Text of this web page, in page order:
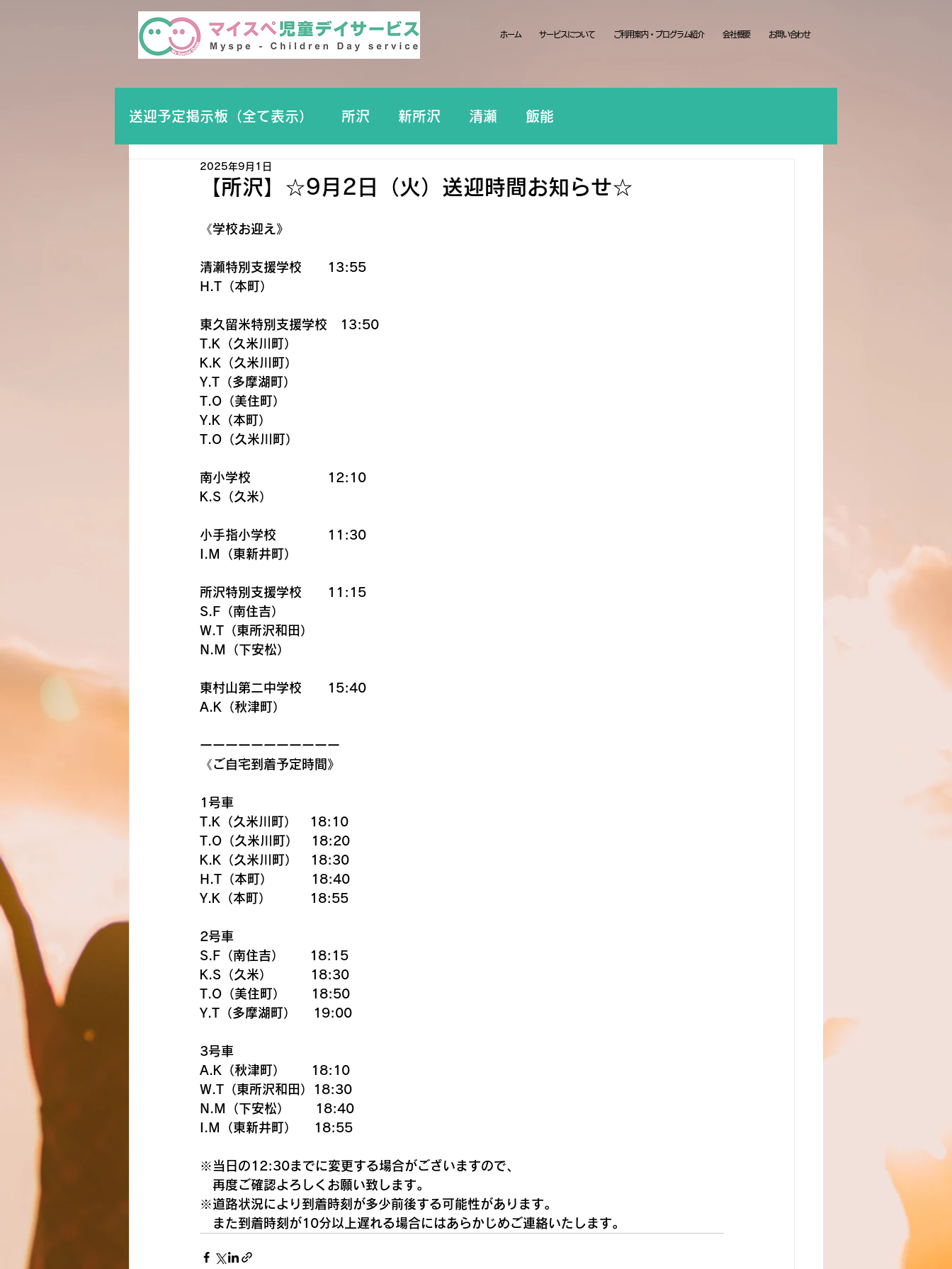
ホーム サービスについて ご利用案内・プログラム紹介 会社概要 お問い合わせ
送迎予定掲示板（全て表示） 所沢 新所沢 清瀬 飯能
【所沢】☆9月2日（火）送迎時間お知らせ☆
2025年9月1日
《学校お迎え》
清瀬特別支援学校　　13:55
H.T（本町）
東久留米特別支援学校　13:50
T.K（久米川町）
K.K（久米川町）
Y.T（多摩湖町）
T.O（美住町）
Y.K（本町）
T.O（久米川町）
南小学校　　　　　　12:10
K.S（久米）
小手指小学校　　　　11:30
I.M（東新井町）
所沢特別支援学校　　11:15
S.F（南住吉）
W.T（東所沢和田）
N.M（下安松）
東村山第二中学校　　15:40
A.K（秋津町）
ーーーーーーーーーーー
《ご自宅到着予定時間》
1号車
T.K（久米川町）   18:10
T.O（久米川町）   18:20
K.K（久米川町）   18:30
H.T（本町）　　　18:40
Y.K（本町）　　　18:55
2号車
S.F（南住吉）　　18:15
K.S（久米）　  　 18:30
T.O（美住町）      18:50
Y.T（多摩湖町）　 19:00
3号車
A.K（秋津町）      18:10
W.T（東所沢和田）18:30
N.M（下安松）　　18:40
I.M（東新井町）    18:55
※当日の12:30までに変更する場合がございますので、
再度ご確認よろしくお願い致します。
※道路状況により到着時刻が多少前後する可能性があります。
また到着時刻が10分以上遅れる場合にはあらかじめご連絡いたします。